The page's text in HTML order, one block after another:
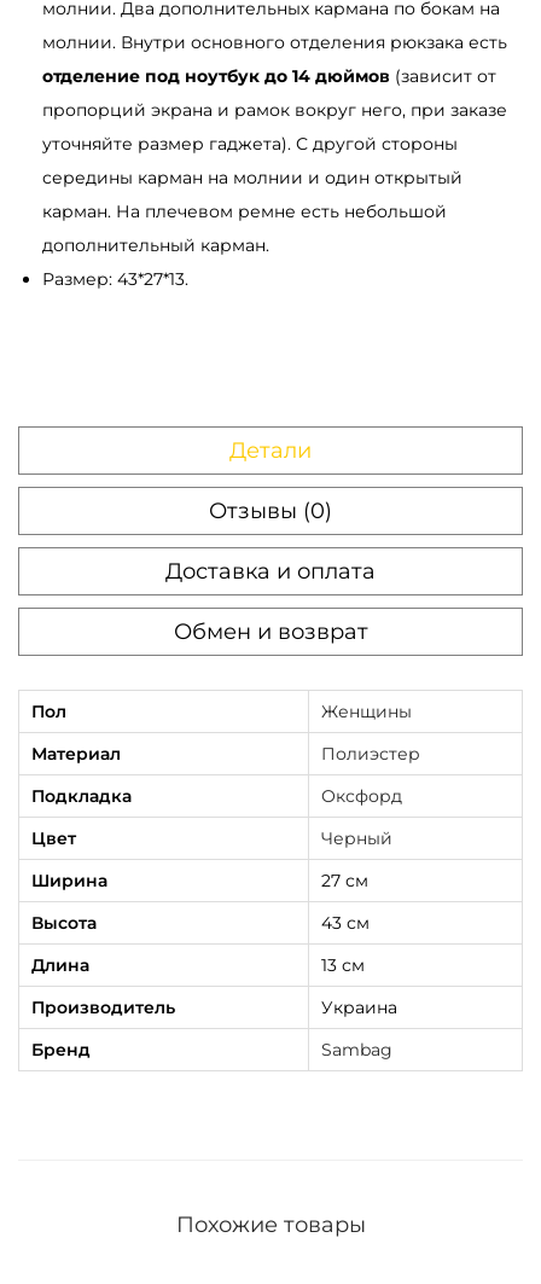
молнии. Два дополнительных кармана по бокам на
молнии. Внутри основного отделения рюкзака есть
отделение под ноутбук до 14 дюймов (зависит от
пропорций экрана и рамок вокруг него, при заказе
уточняйте размер гаджета). С другой стороны
середины карман на молнии и один открытый
карман. На плечевом ремне есть небольшой
дополнительный карман.
Размер: 43*27*13.
Детали
Отзывы (0)
Доставка и оплата
Обмен и возврат
Пол
Женщины
Материал
Полиэстер
Подкладка
Оксфорд
Цвет
Черный
Ширина
27 см
Высота
43 см
Длина
13 см
Производитель
Украина
Бренд
Sambag
Похожие товары